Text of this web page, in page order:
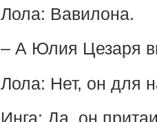
Лола: Вавилона.
– А Юлия Цезаря
Лола: Нет, он для